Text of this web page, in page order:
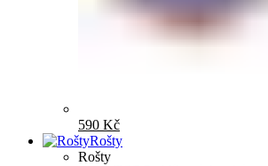
590 Kč
Rošty
Rošty